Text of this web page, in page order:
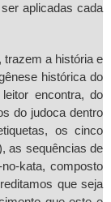
aplicadas cada
trazem a história e
histórica do
encontra, do
do judoca dentro
os cinco
as sequências de
kata, composto
que seja